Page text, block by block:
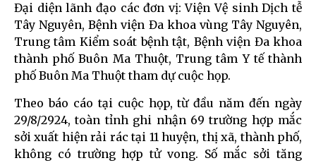
Đại diện lãnh đạo các đơn vị: Viện Vệ sinh Dịch tễ
Tây Nguyên, Bệnh viện Đa khoa vùng Tây Nguyên,
Trung tâm Kiểm soát bệnh tật, Bệnh viện Đa khoa
thành phố Buôn Ma Thuột, Trung tâm Y tế thành
phố Buôn Ma Thuột tham dự cuộc họp.
Theo báo cáo tại cuộc họp, từ đầu năm đến ngày
29/8/2924, toàn tỉnh ghi nhận 69 trường hợp mắc
sởi xuất hiện rải rác tại 11 huyện, thị xã, thành phố,
không có trường hợp tử vong. Số mắc sởi tăng